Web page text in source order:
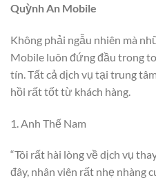
Quỳnh An Mobile
Không phải ngẫu nhiên mà
Mobile luôn đứng đầu trong
tín. Tất cả dịch vụ tại trung
hồi rất tốt từ khách hàng.
1. Anh Thế Nam
“Tôi rất hài lòng về dịch vụ
đây, nhân viên rất nhẹ nhàng